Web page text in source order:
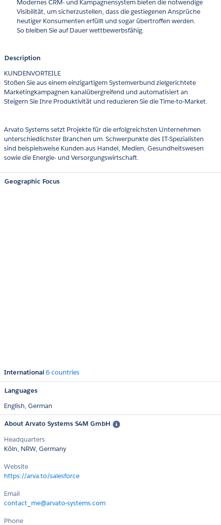
Modernes CRM- und Kampagnensystem bieten die notwendige
Visibilität, um sicherzustellen, dass die gestiegenen Ansprüche
heutiger Konsumenten erfüllt und sogar übertroffen werden.
So bleiben Sie auf Dauer wettbewerbsfähig.
Description
KUNDENVORTEILE
Stoßen Sie aus einem einzigartigem Systemverbund zielgerichtete
Marketingkampagnen kanalübergreifend und automatisiert an.
Steigern Sie Ihre Produktivität und reduzieren Sie die Time-to-Market.
Arvato Systems setzt Projekte für die erfolgreichsten Unternehmen
unterschiedlichster Branchen um. Schwerpunkte des IT-Spezialisten
sind beispielsweise Kunden aus Handel, Medien, Gesundheitswesen
sowie die Energie- und Versorgungswirtschaft.
Geographic Focus
International 6 countries
Languages
English, German
About Arvato Systems S4M GmbH
Headquarters
Köln, NRW, Germany
Website
https://arva.to/salesforce
Email
contact_me@arvato-systems.com
Phone